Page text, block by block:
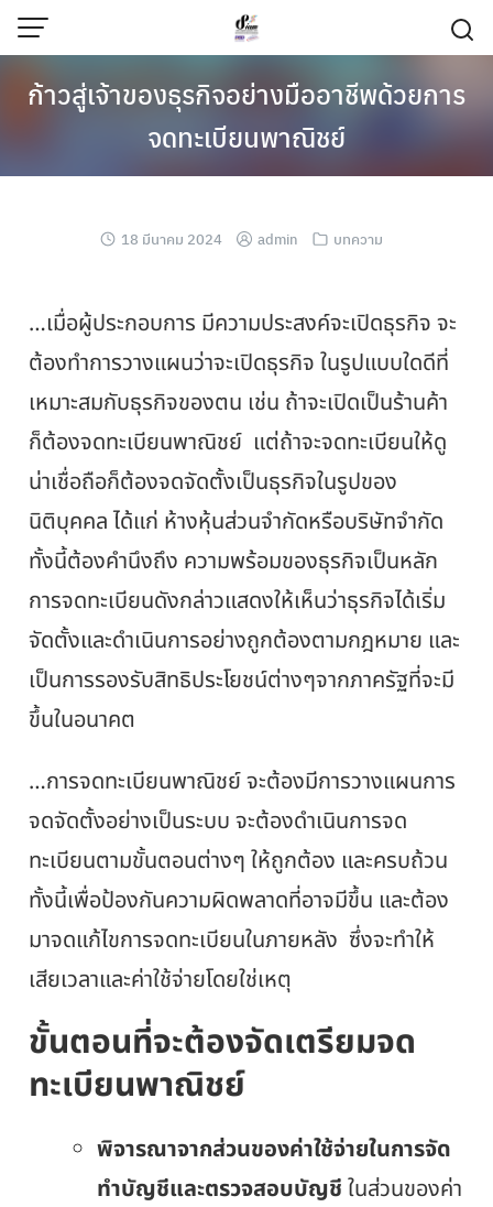
ก้าวสู่เจ้าของธุรกิจอย่างมืออาชีพด้วยการ
จดทะเบียนพาณิชย์
18 มีนาคม 2024 admin บทความ
…เมื่อผู้ประกอบการ มีความประสงค์จะเปิดธุรกิจ จะ
ต้องทำการวางแผนว่าจะเปิดธุรกิจ ในรูปแบบใดดีที่
เหมาะสมกับธุรกิจของตน เช่น ถ้าจะเปิดเป็นร้านค้า
ก็ต้องจดทะเบียนพาณิชย์ แต่ถ้าจะจดทะเบียนให้ดู
น่าเชื่อถือก็ต้องจดจัดตั้งเป็นธุรกิจในรูปของ
นิติบุคคล ได้แก่ ห้างหุ้นส่วนจำกัดหรือบริษัทจำกัด
ทั้งนี้ต้องคำนึงถึง ความพร้อมของธุรกิจเป็นหลัก
การจดทะเบียนดังกล่าวแสดงให้เห็นว่าธุรกิจได้เริ่ม
จัดตั้งและดำเนินการอย่างถูกต้องตามกฎหมาย และ
เป็นการรองรับสิทธิประโยชน์ต่างๆจากภาครัฐที่จะมี
ขึ้นในอนาคต
…การจดทะเบียนพาณิชย์ จะต้องมีการวางแผนการ
จดจัดตั้งอย่างเป็นระบบ จะต้องดำเนินการจด
ทะเบียนตามขั้นตอนต่างๆ ให้ถูกต้อง และครบถ้วน
ทั้งนี้เพื่อป้องกันความผิดพลาดที่อาจมีขึ้น และต้อง
มาจดแก้ไขการจดทะเบียนในภายหลัง ซึ่งจะทำให้
เสียเวลาและค่าใช้จ่ายโดยใช่เหตุ
ขั้นตอนที่จะต้องจัดเตรียมจด
ทะเบียนพาณิชย์
พิจารณาจากส่วนของค่าใช้จ่ายในการจัด
ทำบัญชีและตรวจสอบบัญชี ในส่วนของค่า